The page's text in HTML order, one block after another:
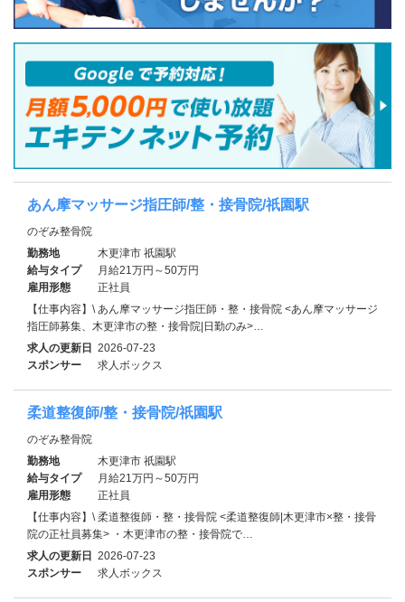
あん摩マッサージ指圧師/整・接骨院/祇園駅
のぞみ整骨院
勤務地
木更津市 祇園駅
給与タイプ
月給21万円～50万円
雇用形態
正社員
【仕事内容】\ あん摩マッサージ指圧師・整・接骨院 <あん摩マッサージ
指圧師募集、木更津市の整・接骨院|日勤のみ>…
求人の更新日 2026-07-23
スポンサー
求人ボックス
柔道整復師/整・接骨院/祇園駅
のぞみ整骨院
勤務地
木更津市 祇園駅
給与タイプ
月給21万円～50万円
雇用形態
正社員
【仕事内容】\ 柔道整復師・整・接骨院 <柔道整復師|木更津市×整・接骨
院の正社員募集> ・木更津市の整・接骨院で…
求人の更新日 2026-07-23
スポンサー
求人ボックス